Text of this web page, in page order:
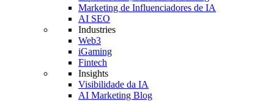
Marketing de Influenciadores de IA
AI SEO
Industries
Web3
iGaming
Fintech
Insights
Visibilidade da IA
AI Marketing Blog